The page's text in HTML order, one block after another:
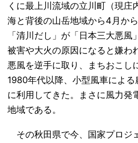
くに最上川流域の立川町（現庄
海と背後の山岳地域から4月か
「清川だし」が「日本三大悪風
被害や大火の原因になると嫌わ
悪風を逆手に取り、まちおこし
1980年代以降、小型風車によ
に利用してきた。まさに風力発
地域である。
その秋田県で今、国家プロジ